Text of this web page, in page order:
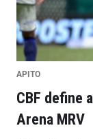
APITO
CBF define
Arena MRV